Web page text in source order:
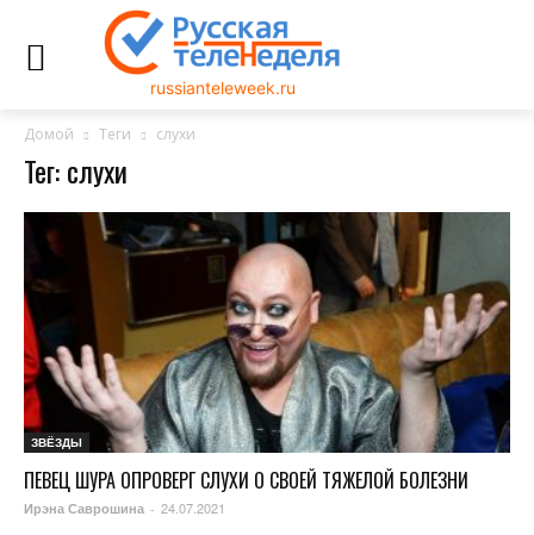
russianteleweek.ru
Домой Теги слухи
Тег: слухи
ЗВЁЗДЫ
ПЕВЕЦ ШУРА ОПРОВЕРГ СЛУХИ О СВОЕЙ ТЯЖЕЛОЙ БОЛЕЗНИ
Ирэна Саврошина - 24.07.2021